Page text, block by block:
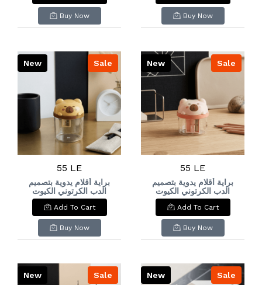
Case with Smile
Detail.
Buy Now
Transparent Chunky
Zipper Pouch
Buy Now
Sale
New
55 LE
براية أقلام يدوية بتصميم
الدب الكرتوني الكيوت
(باللون الأصفر الدافئ)
Cute Yellow Cartoon
Bear Manual Pencil
Sharpener
Add To Cart
Buy Now
Sale
New
55 LE
براية أقلام يدوية بتصميم
الدب الكرتوني الكيوت
Cute Cartoon Bear
Manual Pencil
Sharpener
Add To Cart
Buy Now
Sale
New Sale
New